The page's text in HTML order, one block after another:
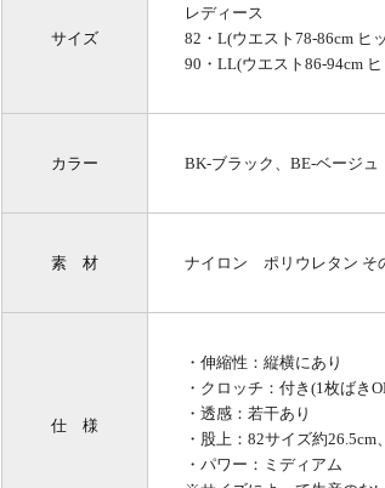
サイズ
レディース
82・L(ウエスト78-86cm ヒ
90・LL(ウエスト86-94cm
カラー BK-ブラック、BE-ベージュ
素 材 ナイロン ポリウレタン そ
仕 様
・伸縮性：縦横にあり
・クロッチ：付き(1枚ばき
・透感：若干あり
・股上：82サイズ約26.5cm
・パワー：ミディアム